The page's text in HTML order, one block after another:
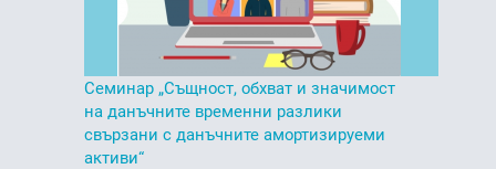
Семинар „Същност, обхват и значимост
на данъчните временни разлики
свързани с данъчните амортизируеми
активи“